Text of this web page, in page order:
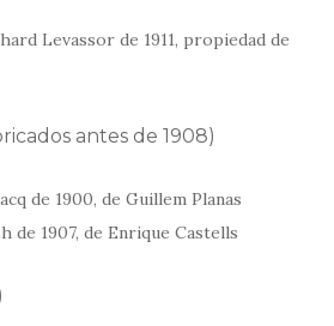
Levassor de 1911, propiedad de
antes de 1908)
de 1900, de Guillem Planas
de 1907, de Enrique Castells